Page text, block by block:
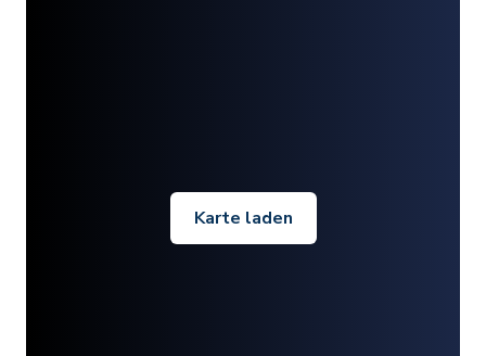
Karte laden